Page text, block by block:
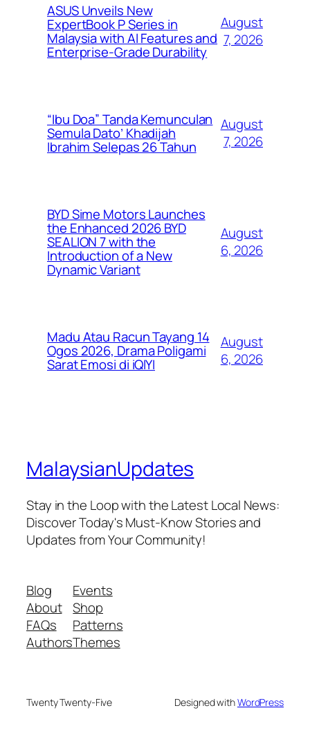
ASUS Unveils New
ExpertBook P Series in
Malaysia with AI Features and
Enterprise-Grade Durability
August
7, 2026
“Ibu Doa” Tanda Kemunculan
Semula Dato’ Khadijah
Ibrahim Selepas 26 Tahun
August
7, 2026
BYD Sime Motors Launches
the Enhanced 2026 BYD
SEALION 7 with the
Introduction of a New
Dynamic Variant
August
6, 2026
Madu Atau Racun Tayang 14
Ogos 2026, Drama Poligami
Sarat Emosi di iQIYI
August
6, 2026
MalaysianUpdates
Stay in the Loop with the Latest Local News:
Discover Today's Must-Know Stories and
Updates from Your Community!
Blog
About
FAQs
Authors
Events
Shop
Patterns
Themes
Twenty Twenty-Five Designed withWordPress